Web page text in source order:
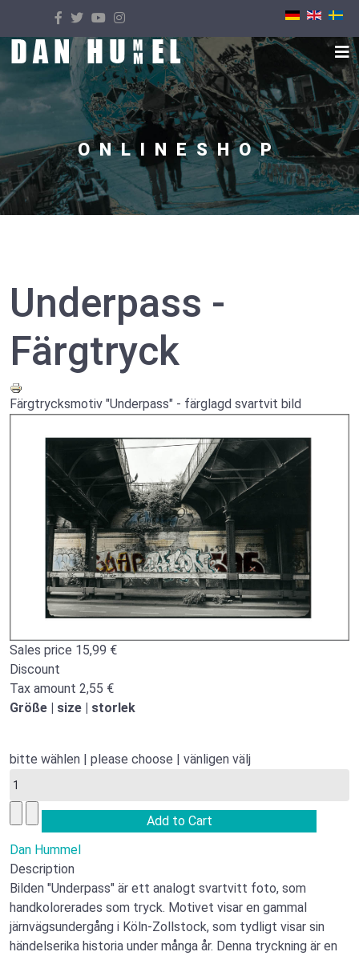
ONLINESHOP
Underpass -
Färgtryck
Färgtrycksmotiv "Underpass" - färglagd svartvit bild
Sales price 15,99 €
Discount
Tax amount 2,55 €
Größe | size | storlek
bitte wählen | please choose | vänligen välj
Dan Hummel
Description
Bilden "Underpass" är ett analogt svartvitt foto, som
handkolorerades som tryck. Motivet visar en gammal
järnvägsundergång i Köln-Zollstock, som tydligt visar sin
händelserika historia under många år. Denna tryckning är en